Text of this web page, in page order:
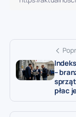
–
płac